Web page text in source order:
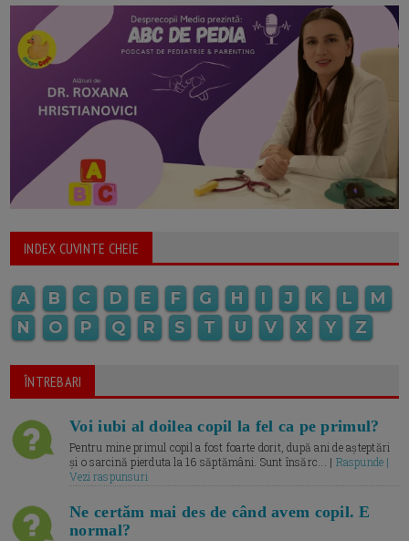
INDEX CUVINTE CHEIE
A B C D E F G H I J K L
M
N
O P Q R S T U V X Y Z
ÎNTREBARI
Voi iubi al doilea copil la fel ca pe primul?
Pentru mine primul copil a fost foarte dorit, după ani de așteptări
și o sarcină pierduta la 16 săptămâni. Sunt însărc... | Raspunde |
Vezi raspunsuri
Ne certăm mai des de când avem copil. E
normal?